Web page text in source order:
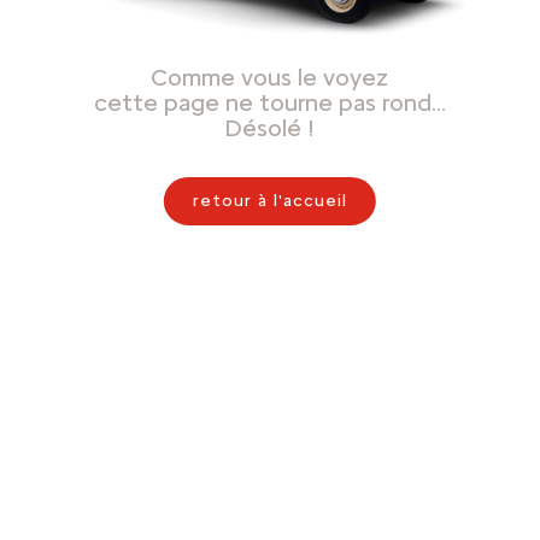
Comme vous le voyez
cette page ne tourne pas rond…
Désolé !
retour à l'accueil